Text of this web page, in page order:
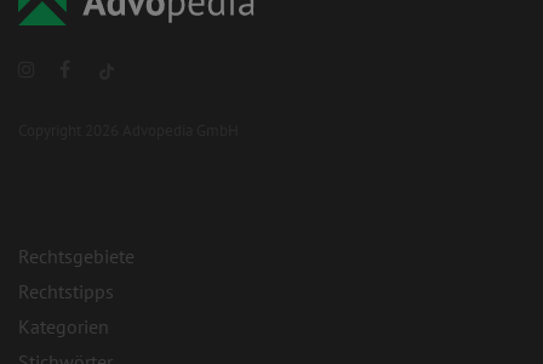
Rechtsgebiete
Rechtstipps
Kategorien